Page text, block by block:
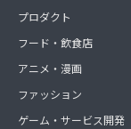
プロダクト
フード・飲食店
アニメ・漫画
ファッション
ゲーム・サービス開発